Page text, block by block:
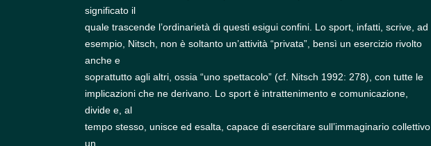
significato il
quale trascende l’ordinarietà di questi esigui confini. Lo sport, infatti, scrive, ad
esempio, Nitsch, non è soltanto un’attività “privata”, bensì un esercizio rivolto
anche e
soprattutto agli altri, ossia “uno spettacolo” (cf. Nitsch 1992: 278), con tutte le
implicazioni che ne derivano. Lo sport è intrattenimento e comunicazione,
divide e, al
tempo stesso, unisce ed esalta, capace di esercitare sull’immaginario collettivo
un